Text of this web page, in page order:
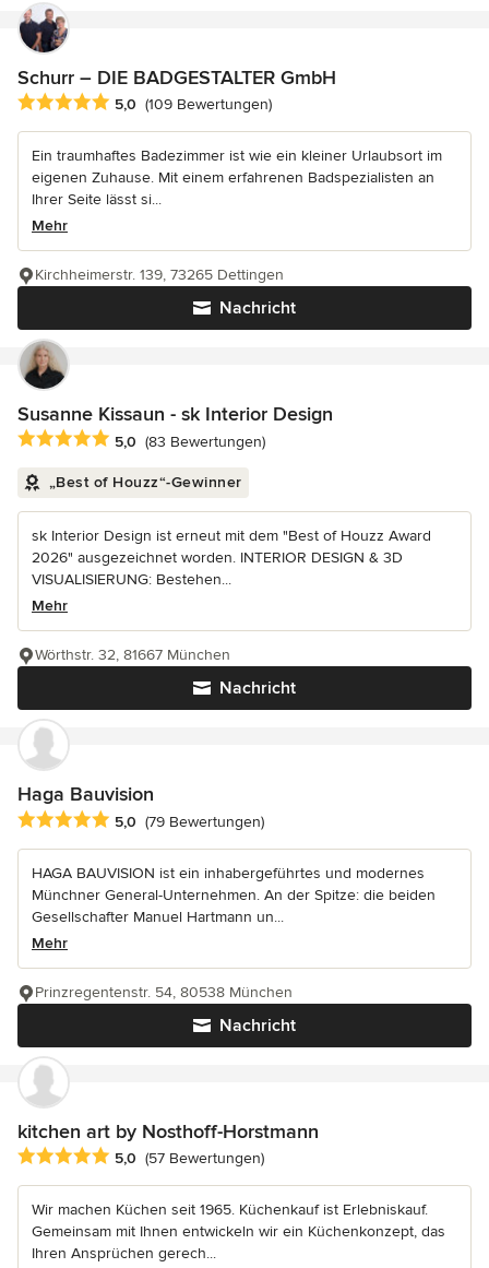
Schurr – DIE BADGESTALTER GmbH
Durchschnittliche Bewertung: 5 von 5 Sternen
5,0 (109 Bewertungen)
Ein traumhaftes Badezimmer ist wie ein kleiner Urlaubsort im
eigenen Zuhause. Mit einem erfahrenen Badspezialisten an
Ihrer Seite lässt si...
Mehr
Nachricht
Kirchheimerstr. 139, 73265 Dettingen
Susanne Kissaun - sk Interior Design
Durchschnittliche Bewertung: 5 von 5 Sternen
5,0 (83 Bewertungen)
„Best of Houzz“-Gewinner
sk Interior Design ist erneut mit dem "Best of Houzz Award
2026" ausgezeichnet worden. INTERIOR DESIGN & 3D
VISUALISIERUNG: Bestehen...
Mehr
Nachricht
Wörthstr. 32, 81667 München
Haga Bauvision
Durchschnittliche Bewertung: 5 von 5 Sternen
5,0 (79 Bewertungen)
HAGA BAUVISION ist ein inhabergeführtes und modernes
Münchner General-Unternehmen. An der Spitze: die beiden
Gesellschafter Manuel Hartmann un...
Mehr
Nachricht
Prinzregentenstr. 54, 80538 München
kitchen art by Nosthoff-Horstmann
Durchschnittliche Bewertung: 5 von 5 Sternen
5,0 (57 Bewertungen)
Wir machen Küchen seit 1965. Küchenkauf ist Erlebniskauf.
Gemeinsam mit Ihnen entwickeln wir ein Küchenkonzept, das
Ihren Ansprüchen gerech...